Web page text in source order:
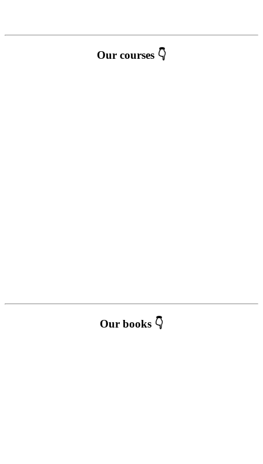
Our courses 👇
Our books 👇